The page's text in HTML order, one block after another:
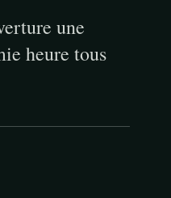
une
heure tous